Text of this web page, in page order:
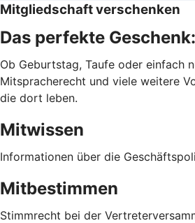
Mitgliedschaft verschenken
Das perfekte
Ob Geburtstag, Taufe oder einfach
Mitspracherecht und viele weitere
die dort leben.
Mitwissen
Informationen über die
Mitbestimmen
Stimmrecht bei der